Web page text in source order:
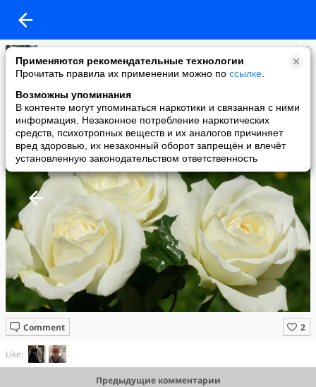
Применяются рекомендательные технологии
Прочитать правила их применении можно по ссылке
Возможны упоминания
В контенте могут упоминаться наркотики и связанная с ними
информация. Незаконное потребление наркотических
средств, психотропных веществ и их аналогов причиняет
вред здоровью, их незаконный оборот запрещён и влечёт
установленную законодательством ответственность
Раиса Остапчук
added a photo
20 Jan в 20:49
Comment
Like:
Предыдущие комментарии